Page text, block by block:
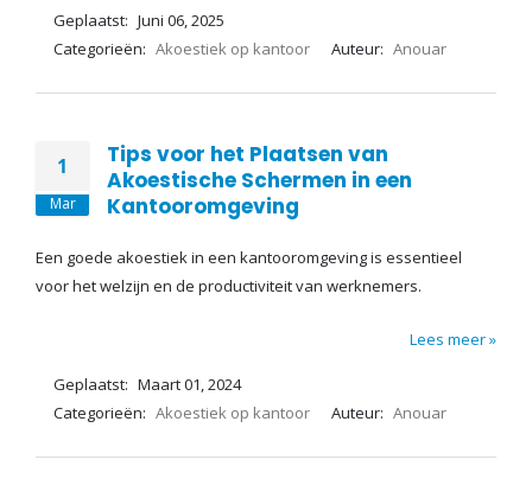
Geplaatst: Juni 06, 2025
Categorieën: Akoestiek op kantoor Auteur: Anouar
1
Mar
Tips voor het Plaatsen van
Akoestische Schermen in een
Kantooromgeving
Een goede akoestiek in een kantooromgeving is essentieel
voor het welzijn en de productiviteit van werknemers.
Lees meer »
Geplaatst: Maart 01, 2024
Categorieën: Akoestiek op kantoor Auteur: Anouar